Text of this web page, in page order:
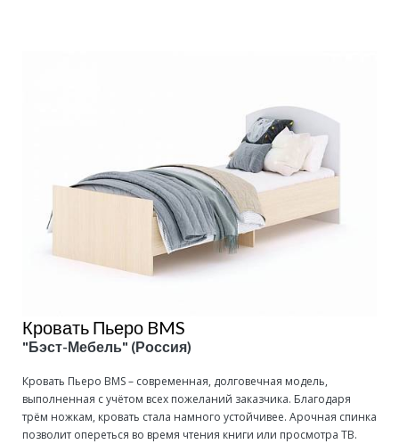
Кровать Пьеро BMS
"Бэст-Мебель" (Россия)
Кровать Пьеро BMS – современная, долговечная модель,
выполненная с учётом всех пожеланий заказчика. Благодаря
трём ножкам, кровать стала намного устойчивее. Арочная спинка
позволит опереться во время чтения книги или просмотра ТВ.